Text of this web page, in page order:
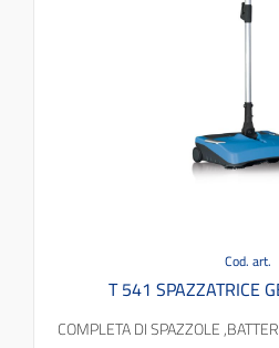
Cod. art.
T 541 SPAZZATRICE
COMPLETA DI SPAZZOLE